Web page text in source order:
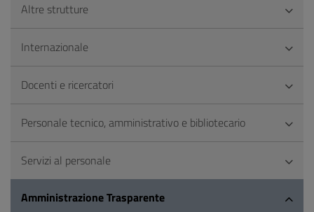
Altre strutture
Internazionale
Docenti e ricercatori
Personale tecnico, amministrativo e bibliotecario
Servizi al personale
Amministrazione Trasparente